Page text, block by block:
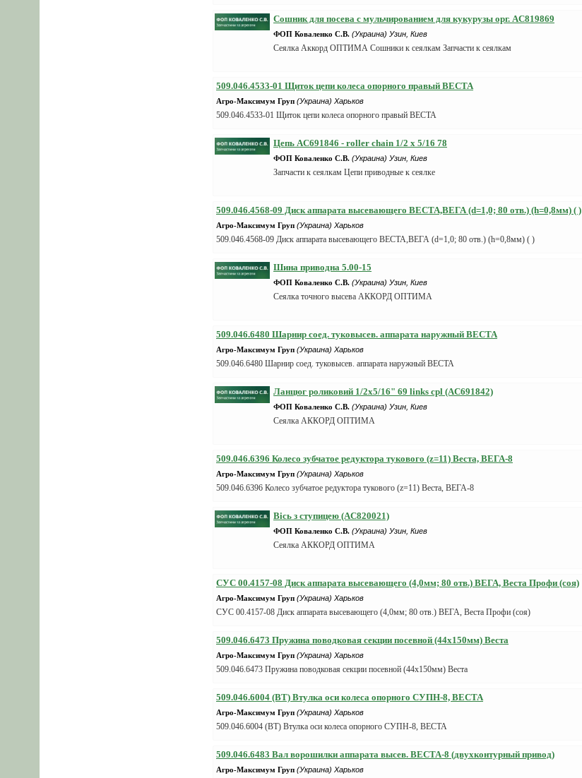
Сошник для посева с мульчированием для кукурузы орг. AC819869
ФОП Коваленко С.В. (Украина) Узин, Киев
Сеялка Аккорд ОПТИМА Сошники к сеялкам Запчасти к сеялкам
509.046.4533-01 Щиток цепи колеса опорного правый ВЕСТА
Агро-Максимум Груп (Украина) Харьков
509.046.4533-01 Щиток цепи колеса опорного правый ВЕСТА
Цепь AC691846 - roller chain 1/2 x 5/16 78
ФОП Коваленко С.В. (Украина) Узин, Киев
Запчасти к сеялкам Цепи приводные к сеялке
509.046.4568-09 Диск аппарата высевающего ВЕСТА,ВЕГА (d=1,0; 80 отв.) (h=0,8мм) ( )
Агро-Максимум Груп (Украина) Харьков
509.046.4568-09 Диск аппарата высевающего ВЕСТА,ВЕГА (d=1,0; 80 отв.) (h=0,8мм) ( )
Шина приводна 5.00-15
ФОП Коваленко С.В. (Украина) Узин, Киев
Сеялка точного высева АККОРД ОПТИМА
509.046.6480 Шарнир соед. туковысев. аппарата наружный ВЕСТА
Агро-Максимум Груп (Украина) Харьков
509.046.6480 Шарнир соед. туковысев. аппарата наружный ВЕСТА
Ланцюг роликовий 1/2x5/16" 69 links cpl (AC691842)
ФОП Коваленко С.В. (Украина) Узин, Киев
Сеялка АККОРД ОПТИМА
509.046.6396 Колесо зубчатое редуктора тукового (z=11) Веста, ВЕГА-8
Агро-Максимум Груп (Украина) Харьков
509.046.6396 Колесо зубчатое редуктора тукового (z=11) Веста, ВЕГА-8
Вісь з ступицею (AC820021)
ФОП Коваленко С.В. (Украина) Узин, Киев
Сеялка АККОРД ОПТИМА
СУС 00.4157-08 Диск аппарата высевающего (4,0мм; 80 отв.) ВЕГА, Веста Профи (соя)
Агро-Максимум Груп (Украина) Харьков
СУС 00.4157-08 Диск аппарата высевающего (4,0мм; 80 отв.) ВЕГА, Веста Профи (соя)
509.046.6473 Пружина поводковая секции посевной (44х150мм) Веста
Агро-Максимум Груп (Украина) Харьков
509.046.6473 Пружина поводковая секции посевной (44х150мм) Веста
509.046.6004 (ВТ) Втулка оси колеса опорного СУПН-8, ВЕСТА
Агро-Максимум Груп (Украина) Харьков
509.046.6004 (ВТ) Втулка оси колеса опорного СУПН-8, ВЕСТА
509.046.6483 Вал ворошилки аппарата высев. ВЕСТА-8 (двухконтурный привод)
Агро-Максимум Груп (Украина) Харьков